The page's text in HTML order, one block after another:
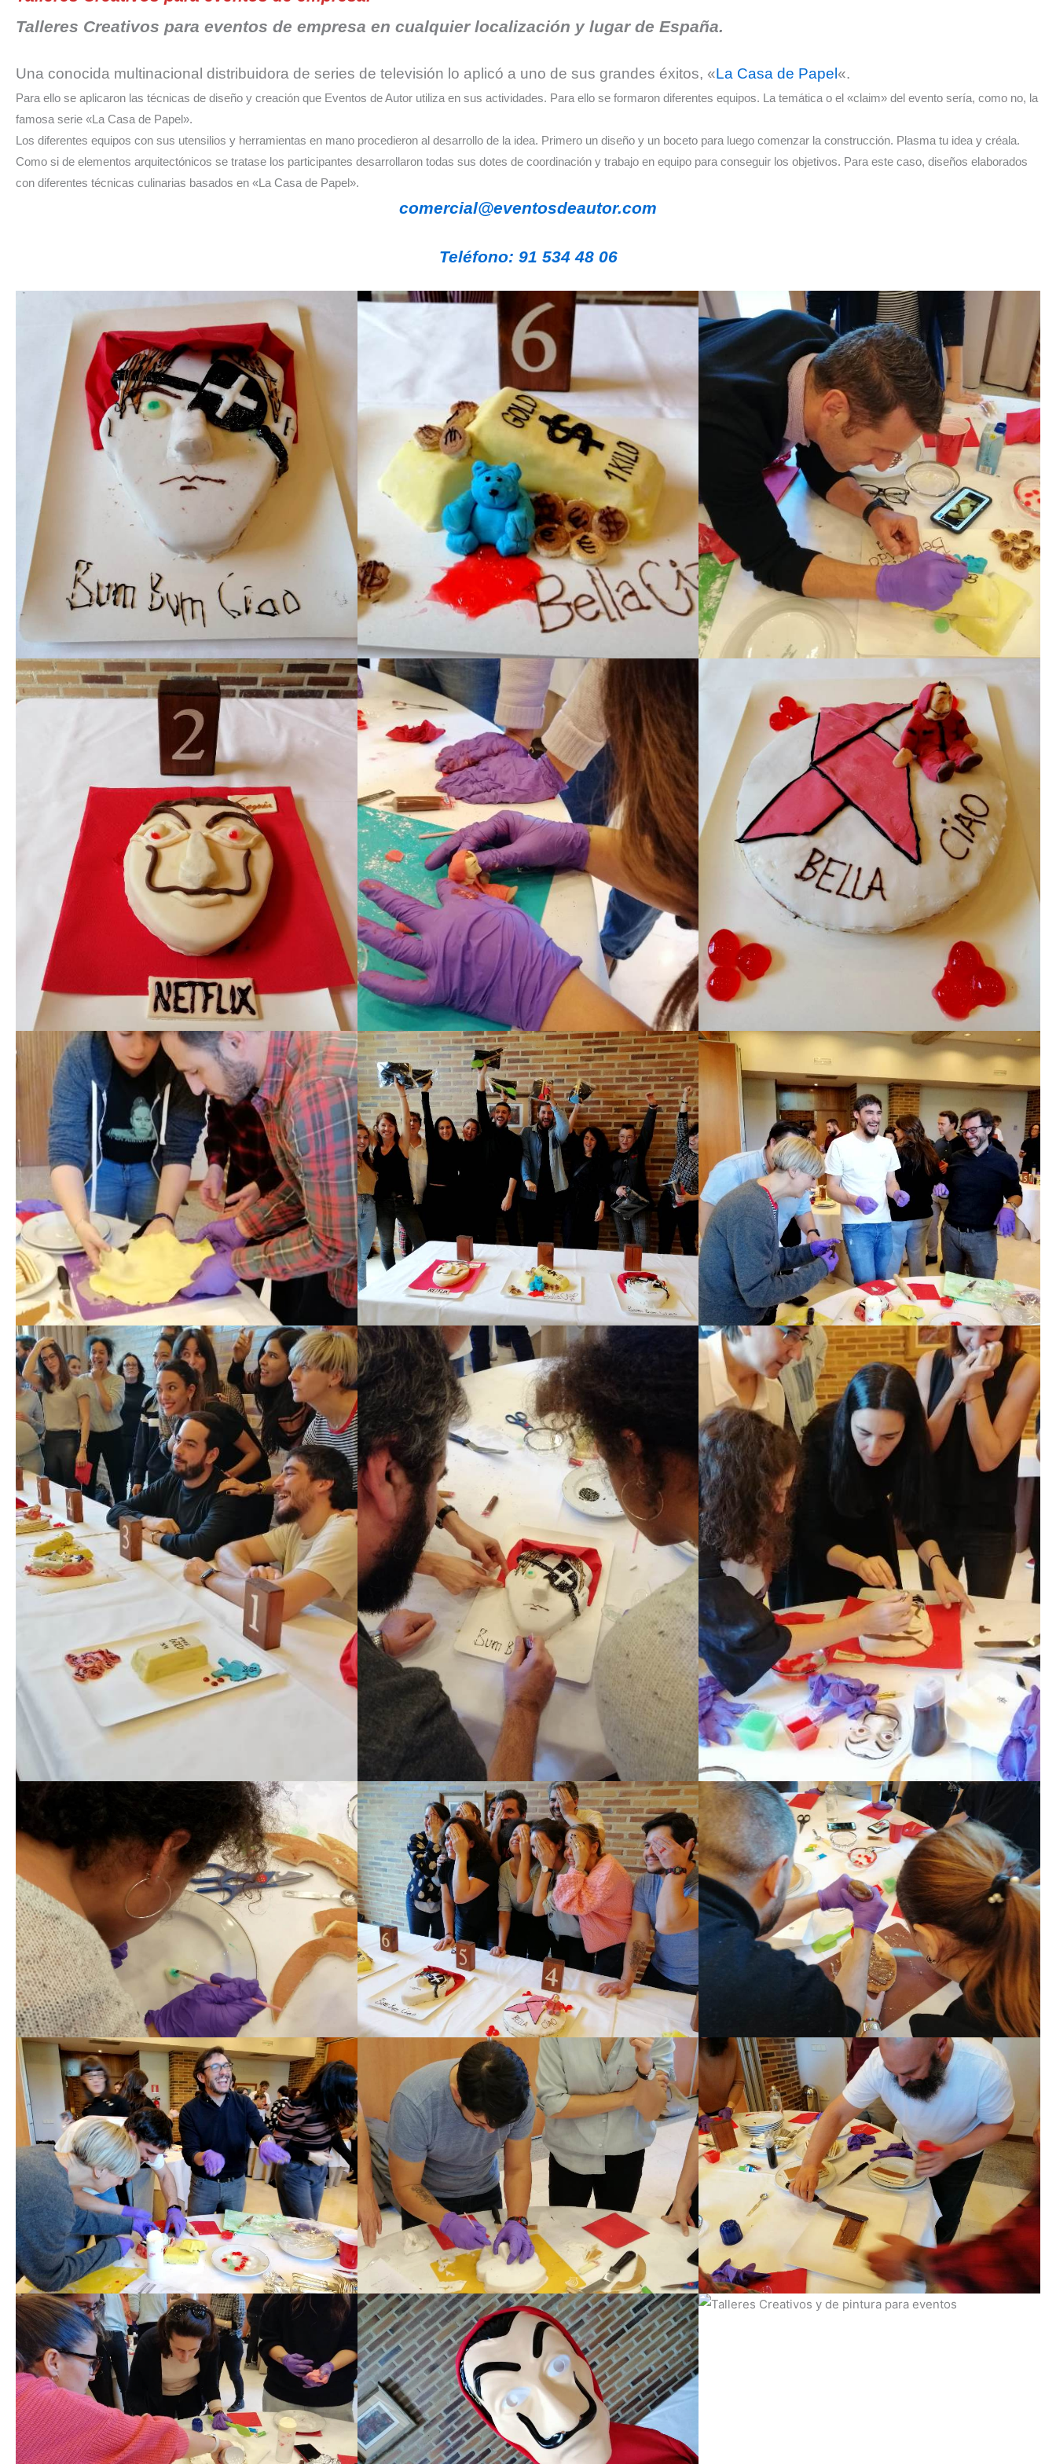
Talleres Creativos para eventos de empresa en cualquier localización y lugar de España.
Una conocida multinacional distribuidora de series de televisión lo aplicó a uno de sus grandes éxitos, «La Casa de Papel «.
Para ello se aplicaron las técnicas de diseño y creación que Eventos de Autor utiliza en sus actividades. Para ello se formaron diferentes equipos. La temática o el «claim» del evento sería, como no, la
famosa serie «La Casa de Papel».
Los diferentes equipos con sus utensilios y herramientas en mano procedieron al desarrollo de la idea. Primero un diseño y un boceto para luego comenzar la construcción. Plasma tu idea y créala.
Como si de elementos arquitectónicos se tratase los participantes desarrollaron todas sus dotes de coordinación y trabajo en equipo para conseguir los objetivos. Para este caso, diseños elaborados
con diferentes técnicas culinarias basados en «La Casa de Papel».
comercial@eventosdeautor.com
Teléfono: 91 534 48 06